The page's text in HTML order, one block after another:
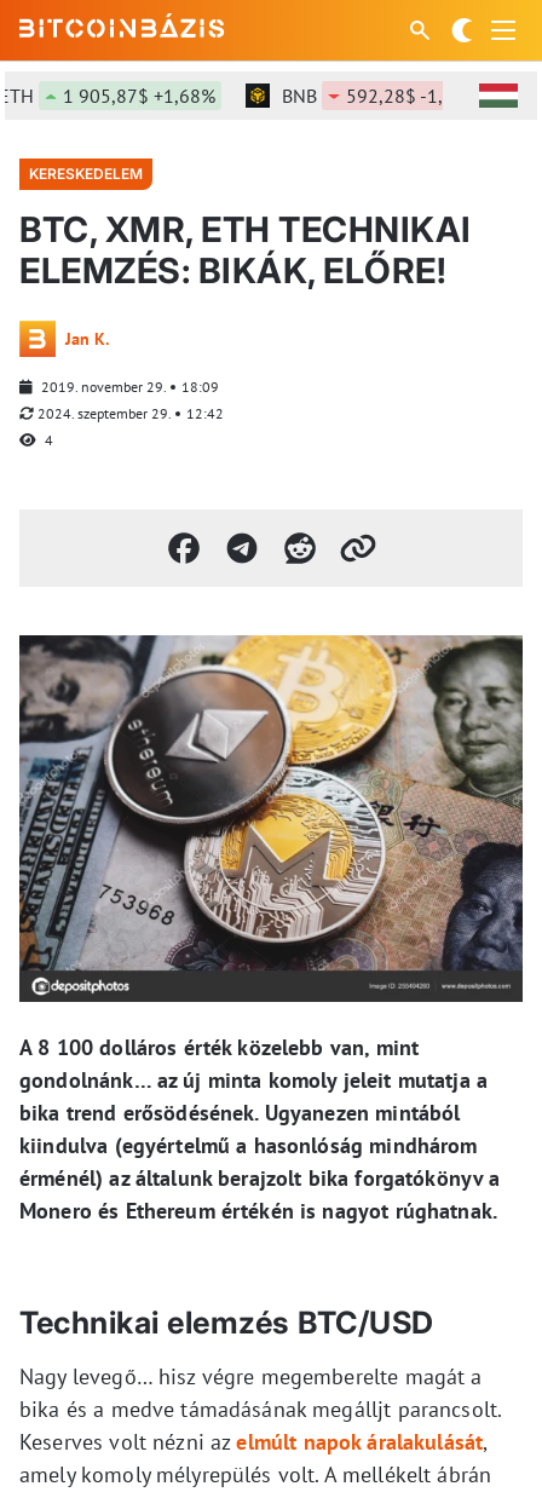
1 905,87$ +1,68% BNB 592,28$ -1,26% SOL
KERESKEDELEM
BTC, XMR, ETH TECHNIKAI
ELEMZÉS: BIKÁK, ELŐRE!
Jan K.
2019. november 29.
18:09
2024. szeptember 29.
12:42
4
A 8 100 dolláros érték közelebb van, mint
gondolnánk… az új minta komoly jeleit mutatja a
bika trend erősödésének. Ugyanezen mintából
kiindulva (egyértelmű a hasonlóság mindhárom
érménél) az általunk berajzolt bika forgatókönyv a
Monero és Ethereum értékén is nagyot rúghatnak.
Technikai elemzés BTC/USD
Nagy levegő… hisz végre megemberelte magát a
bika és a medve támadásának megálljt parancsolt.
Keserves volt nézni azelmúlt napok áralakulását,
amely komoly mélyrepülés volt. A mellékelt ábrán